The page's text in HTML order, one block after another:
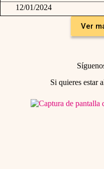
12/01/2024
Ver
Si quieres estar